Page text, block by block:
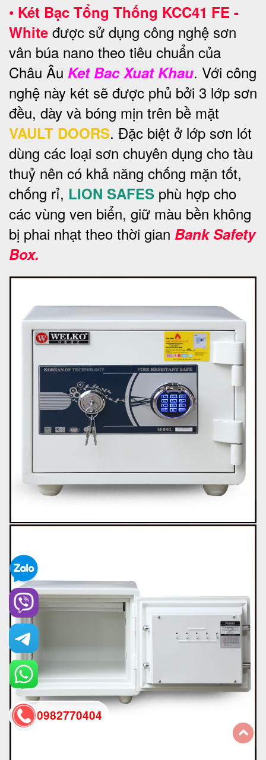
• Két Bạc Tổng Thống KCC41 FE -
White được sử dụng công nghệ sơn
vân búa nano theo tiêu chuẩn của
Châu Âu Ket Bac Xuat Khau. Với công
nghệ này két sẽ được phủ bởi 3 lớp sơn
đều, dày và bóng mịn trên bề mặt
VAULT DOORS. Đặc biệt ở lớp sơn lót
dùng các loại sơn chuyên dụng cho tàu
thuỷ nên có khả năng chống mặn tốt,
chống rỉ, LION SAFES phù hợp cho
các vùng ven biển, giữ màu bền không
bị phai nhạt theo thời gian Bank Safety
Box.
0982770404